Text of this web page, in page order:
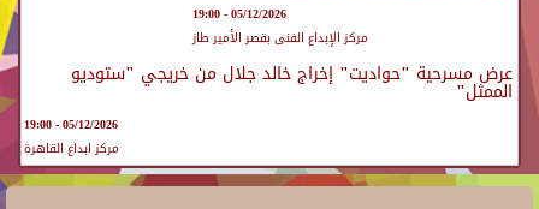
05/12/2026 - 19:00
مركز الإبداع الفنى بقصر الأمير طاز
عرض مسرحية "حواديت" إخراج خالد جلال من خريجي "ستوديو
الممثل"
05/12/2026 - 19:00
مركز ابداع القاهرة